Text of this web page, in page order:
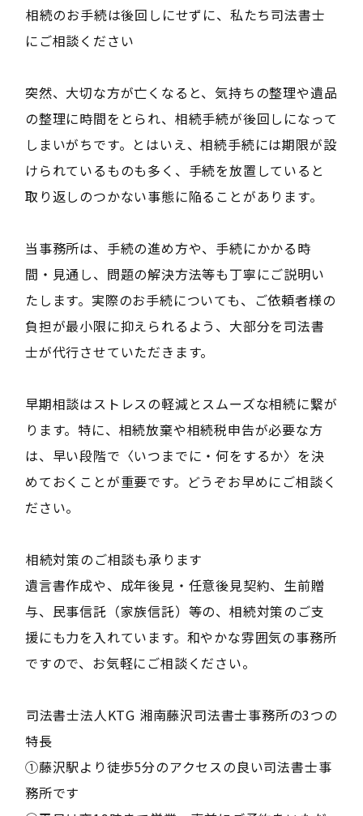
――相続のお手続は後回しにせずに、私たち司法書士
にご相談ください――
突然、大切な方が亡くなると、気持ちの整理や遺品
の整理に時間をとられ、相続手続が後回しになって
しまいがちです。とはいえ、相続手続には期限が設
けられているものも多く、手続を放置していると
取り返しのつかない事態に陥ることがあります。
当事務所は、手続の進め方や、手続にかかる時
間・見通し、問題の解決方法等も丁寧にご説明い
たします。実際のお手続についても、ご依頼者様の
負担が最小限に抑えられるよう、大部分を司法書
士が代行させていただきます。
早期相談はストレスの軽減とスムーズな相続に繋が
ります。特に、相続放棄や相続税申告が必要な方
は、早い段階で〈いつまでに・何をするか〉を決
めておくことが重要です。どうぞお早めにご相談く
ださい。
――相続対策のご相談も承ります――
遺言書作成や、成年後見・任意後見契約、生前贈
与、民事信託（家族信託）等の、相続対策のご支
援にも力を入れています。和やかな雰囲気の事務所
ですので、お気軽にご相談ください。
――司法書士法人KTG 湘南藤沢司法書士事務所の3つの
特長――
①藤沢駅より徒歩5分のアクセスの良い司法書士事
務所です